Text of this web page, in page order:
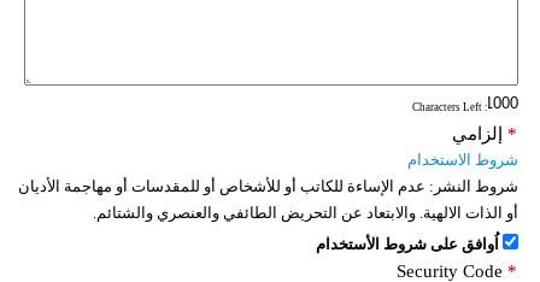
: Characters Left
إلزامي *
شروط الاستخدام
شروط النشر: عدم الإساءة للكاتب أو للأشخاص أو للمقدسات أو مهاجمة الأديان
أو الذات الالهية. والابتعاد عن التحريض الطائفي والعنصري والشتائم.
اُوافق على شروط الأستخدام
Security Code *